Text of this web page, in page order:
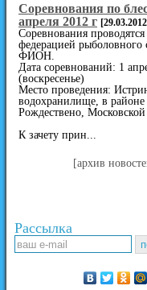
Cоревнования по
апреля 2012 г
Соревнования
федерацией рыболовного
ФИОН.
Дата соревнований: 1
(воскресенье)
Место проведения:
водохранилище, в районе
Рождествено, Московской
К зачету прин...
[архив
Рассылка